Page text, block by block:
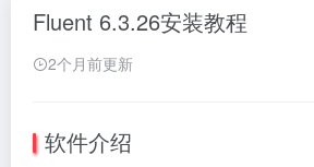
Fluent 6.3.26安装教程
2个月前更新
软件介绍